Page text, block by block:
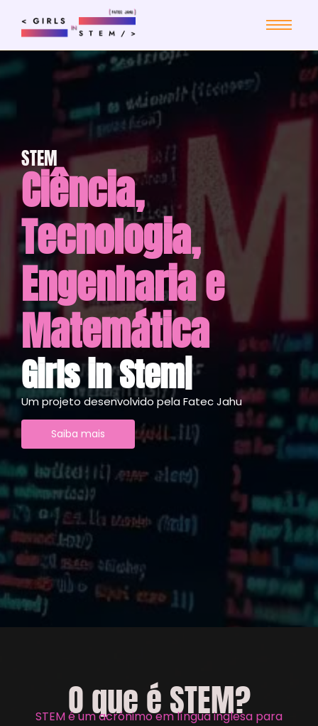
STEM
Ciência,
Tecnologia,
Engenharia e
Matemática
GirlsinStem|
Um projeto desenvolvido pela Fatec Jahu
Saiba mais
O que é STEM?
STEM é um acrónimo em língua inglesa para